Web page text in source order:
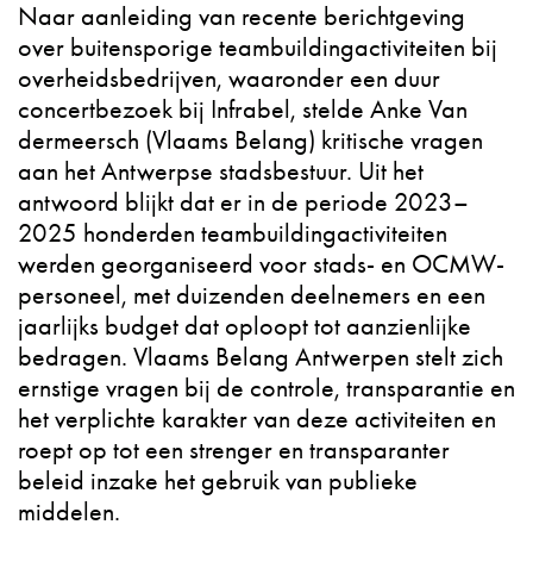
Naar aanleiding van recente berichtgeving
over buitensporige teambuildingactiviteiten bij
overheidsbedrijven, waaronder een duur
concertbezoek bij Infrabel, stelde Anke Van
dermeersch (Vlaams Belang) kritische vragen
aan het Antwerpse stadsbestuur. Uit het
antwoord blijkt dat er in de periode 2023–
2025 honderden teambuildingactiviteiten
werden georganiseerd voor stads- en OCMW-
personeel, met duizenden deelnemers en een
jaarlijks budget dat oploopt tot aanzienlijke
bedragen. Vlaams Belang Antwerpen stelt zich
ernstige vragen bij de controle, transparantie en
het verplichte karakter van deze activiteiten en
roept op tot een strenger en transparanter
beleid inzake het gebruik van publieke
middelen.